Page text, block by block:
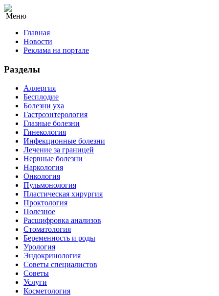
Меню
Главная
Новости
Реклама на портале
Разделы
Аллергия
Бесплодие
Болезни уха
Гастроэнтерология
Глазные болезни
Гинекология
Инфекционные болезни
Лечение за границей
Нервные болезни
Наркология
Онкология
Пульмонология
Пластическая хирургия
Проктология
Полезное
Расшифровка анализов
Стоматология
Беременность и роды
Урология
Эндокринология
Советы специалистов
Советы
Услуги
Косметология